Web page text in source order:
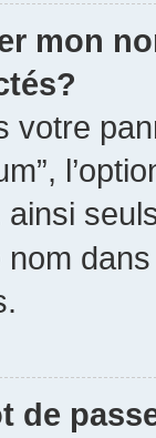
mon
ainsi
de